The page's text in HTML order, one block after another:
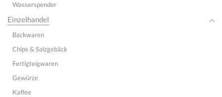
Wasserspender
Einzelhandel
Backwaren
Chips & Salzgebäck
Fertigteigwaren
Gewürze
Kaffee